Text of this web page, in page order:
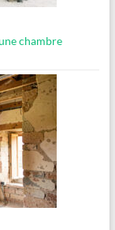
chambre